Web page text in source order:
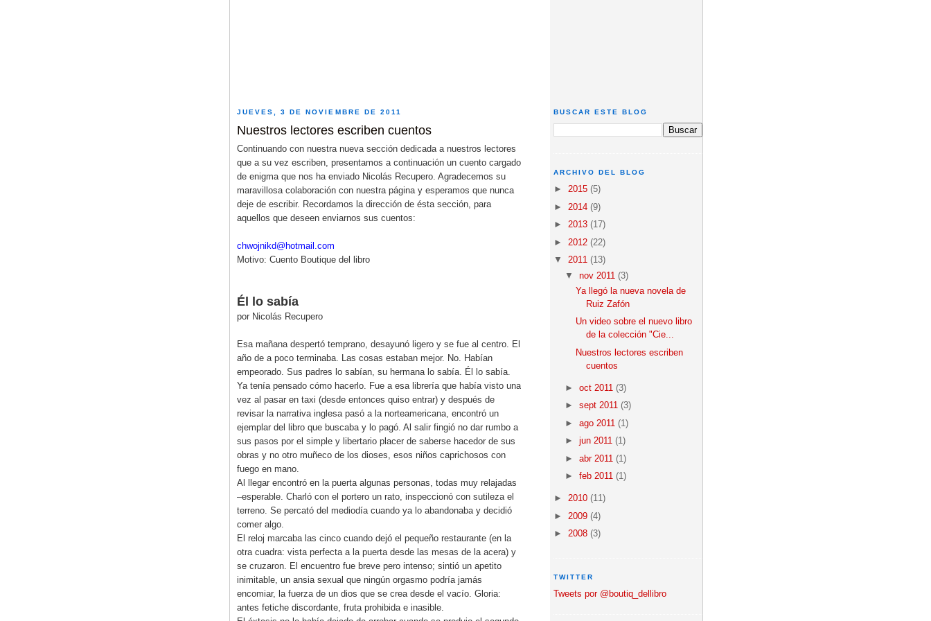
JUEVES, 3 DE NOVIEMBRE DE 2011
Nuestros lectores escriben cuentos
Continuando con nuestra nueva sección dedicada a nuestros lectores
que a su vez escriben, presentamos a continuación un cuento cargado
de enigma que nos ha enviado Nicolás Recupero. Agradecemos su
maravillosa colaboración con nuestra página y esperamos que nunca
deje de escribir. Recordamos la dirección de ésta sección, para
aquellos que deseen enviarnos sus cuentos:
chwojnikd@hotmail.com
Motivo: Cuento Boutique del libro
Él lo sabía
por Nicolás Recupero
Esa mañana despertó temprano, desayunó ligero y se fue al centro. El
año de a poco terminaba. Las cosas estaban mejor. No. Habían
empeorado. Sus padres lo sabían, su hermana lo sabía. Él lo sabía.
Ya tenía pensado cómo hacerlo. Fue a esa librería que había visto una
vez al pasar en taxi (desde entonces quiso entrar) y después de
revisar la narrativa inglesa pasó a la norteamericana, encontró un
ejemplar del libro que buscaba y lo pagó. Al salir fingió no dar rumbo a
sus pasos por el simple y libertario placer de saberse hacedor de sus
obras y no otro muñeco de los dioses, esos niños caprichosos con
fuego en mano.
Al llegar encontró en la puerta algunas personas, todas muy relajadas
–esperable. Charló con el portero un rato, inspeccionó con sutileza el
terreno. Se percató del mediodía cuando ya lo abandonaba y decidió
comer algo.
El reloj marcaba las cinco cuando dejó el pequeño restaurante (en la
otra cuadra: vista perfecta a la puerta desde las mesas de la acera) y
se cruzaron. El encuentro fue breve pero intenso; sintió un apetito
inimitable, un ansia sexual que ningún orgasmo podría jamás
encomiar, la fuerza de un dios que se crea desde el vacío. Gloria:
antes fetiche discordante, fruta prohibida e inasible.
BUSCAR ESTE BLOG
ARCHIVO DEL BLOG
► 2015 (5)
► 2014 (9)
► 2013 (17)
► 2012 (22)
▼ 2011 (13)
▼ nov 2011 (3)
Ya llegó la nueva novela de
Ruiz Zafón
Un video sobre el nuevo libro
de la colección "Cie...
Nuestros lectores escriben
cuentos
► oct 2011 (3)
► sept 2011 (3)
► ago 2011 (1)
► jun 2011 (1)
► abr 2011 (1)
► feb 2011 (1)
► 2010 (11)
► 2009 (4)
► 2008 (3)
TWITTER
Tweets por @boutiq_dellibro